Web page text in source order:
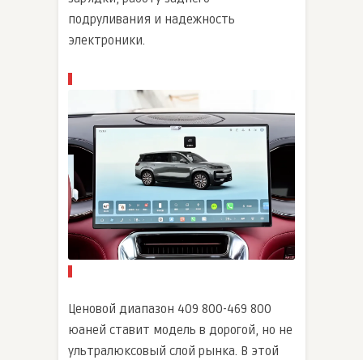
подруливания и надежность
электроники.
Ценовой диапазон 409 800-469 800
юаней ставит модель в дорогой, но не
ультралюксовый слой рынка. В этой